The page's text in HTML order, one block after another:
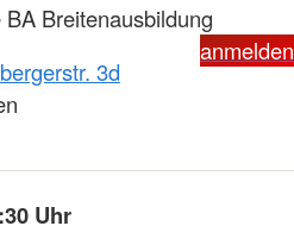
Breitenausbildung
anmelden
3d
Uhr